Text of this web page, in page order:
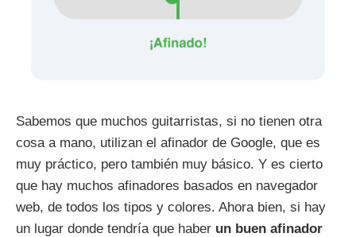
Sabemos que muchos guitarristas, si no tienen otra
cosa a mano, utilizan el afinador de Google, que es
muy práctico, pero también muy básico. Y es cierto
que hay muchos afinadores basados en navegador
web, de todos los tipos y colores. Ahora bien, si hay
un lugar donde tendría que haber un buen afinador